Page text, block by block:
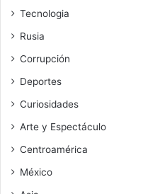
Tecnologia
Rusia
Corrupción
Deportes
Curiosidades
Arte y Espectáculo
Centroamérica
México